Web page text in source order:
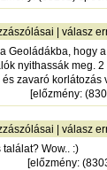
|válasz
Geoládákba, hogy
nyithassák meg.
zavaró korlátozás
[előzmény:
|válasz
Wow.. :)
[előzmény: